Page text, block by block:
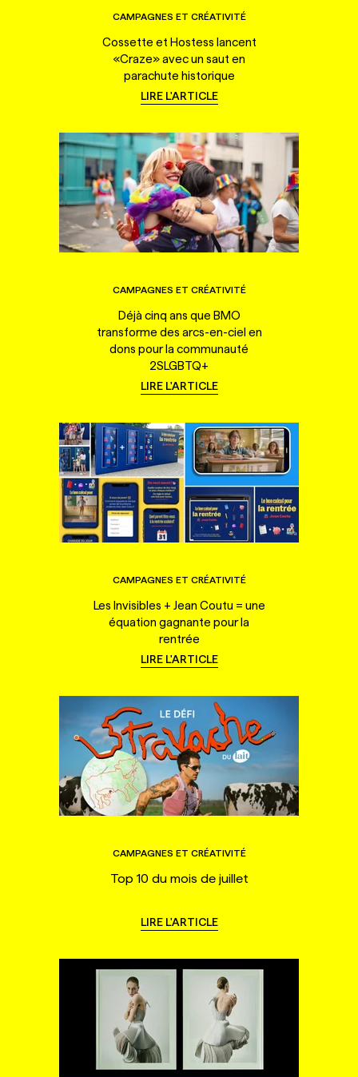
CAMPAGNES ET CRÉATIVITÉ
Cossette et Hostess lancent
«Craze» avec un saut en
parachute historique
LIRE L'ARTICLE
CAMPAGNES ET CRÉATIVITÉ
Déjà cinq ans que BMO
transforme des arcs-en-ciel en
dons pour la communauté
2SLGBTQ+
LIRE L'ARTICLE
CAMPAGNES ET CRÉATIVITÉ
Les Invisibles + Jean Coutu = une
équation gagnante pour la
rentrée
LIRE L'ARTICLE
CAMPAGNES ET CRÉATIVITÉ
Top 10 du mois de juillet
LIRE L'ARTICLE